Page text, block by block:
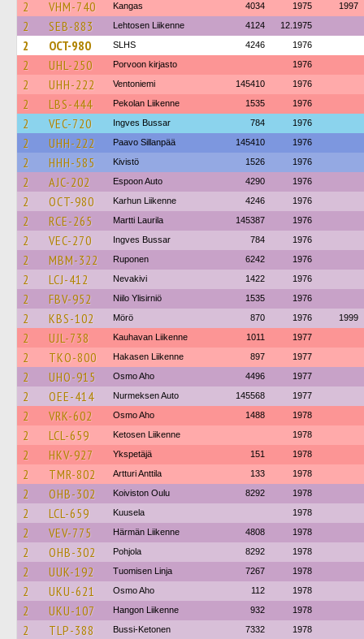
2 VHM-740 Kangas 4034 1975 1997
2 SEB-883 Lehtosen Liikenne 4124 12.1975
2 OCT-980 SLHS 4246 1976
2 UHL-250 Porvoon kirjasto 1976
2 UHH-222 Ventoniemi 145410 1976
2 LBS-444 Pekolan Liikenne 1535 1976
2 VEC-720 Ingves Bussar 784 1976
2 UHH-222 Paavo Sillanpää 145410 1976
2 HHH-585 Kivistö 1526 1976
2 AJC-202 Espoon Auto 4290 1976
2 OCT-980 Karhun Liikenne 4246 1976
2 RCE-265 Martti Laurila 145387 1976
2 VEC-270 Ingves Bussar 784 1976
2 MBM-322 Ruponen 6242 1976
2 LCJ-412 Nevakivi 1422 1976
2 FBV-952 Niilo Ylisirniö 1535 1976
2 KBS-102 Mörö 870 1976 1999
2 UJL-738 Kauhavan Liikenne 1011 1977
2 TKO-800 Hakasen Liikenne 897 1977
2 UHO-915 Osmo Aho 4496 1977
2 OEE-414 Nurmeksen Auto 145568 1977
2 VRK-602 Osmo Aho 1488 1978
2 LCL-659 Ketosen Liikenne 1978
2 HKV-927 Ykspetäjä 151 1978
2 TMR-802 Artturi Anttila 133 1978
2 OHB-302 Koiviston Oulu 8292 1978
2 LCL-659 Kuusela 1978
2 VEV-775 Härmän Liikenne 4808 1978
2 OHB-302 Pohjola 8292 1978
2 UUK-192 Tuomisen Linja 7267 1978
2 UKU-621 Osmo Aho 112 1978
2 UKU-107 Hangon Liikenne 932 1978
2 TLP-388 Bussi-Ketonen 7332 1978